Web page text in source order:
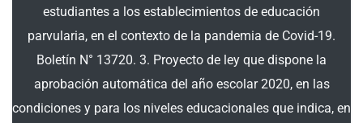
estudiantes a los establecimientos de educación
parvularia, en el contexto de la pandemia de Covid-19.
Boletín N° 13720. 3. Proyecto de ley que dispone la
aprobación automática del año escolar 2020, en las
condiciones y para los niveles educacionales que indica, en